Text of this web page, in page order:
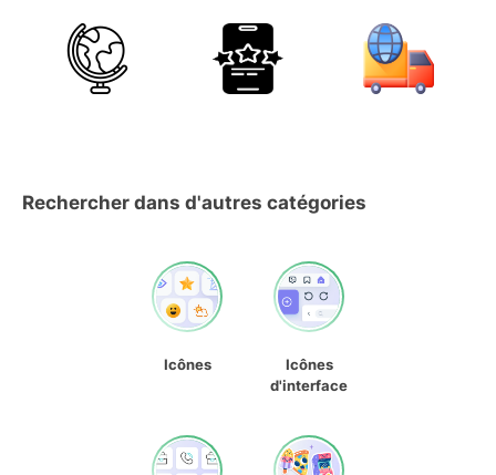
Rechercher dans d'autres catégories
Icônes
Icônes
d'interface